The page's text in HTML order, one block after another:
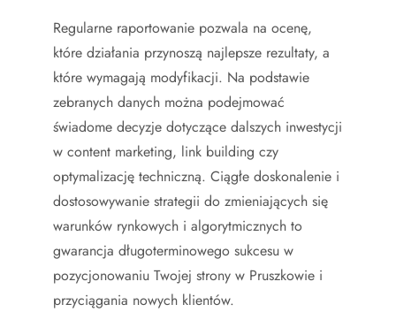
Regularne raportowanie pozwala na ocenę,
które działania przynoszą najlepsze rezultaty, a
które wymagają modyfikacji. Na podstawie
zebranych danych można podejmować
świadome decyzje dotyczące dalszych inwestycji
w content marketing, link building czy
optymalizację techniczną. Ciągłe doskonalenie i
dostosowywanie strategii do zmieniających się
warunków rynkowych i algorytmicznych to
gwarancja długoterminowego sukcesu w
pozycjonowaniu Twojej strony w Pruszkowie i
przyciągania nowych klientów.